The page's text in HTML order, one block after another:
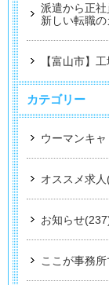
派遣から正
新しい転職
【富山市】
カテゴリー
ウーマンキ
オススメ求
お知らせ
ここが事務